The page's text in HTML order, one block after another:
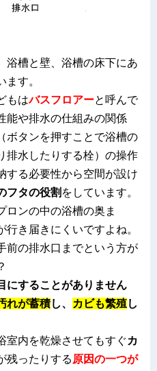
浴槽と壁、浴槽の床下にあ
す。
もはバスフロアーと呼んで
能や排水の仕組みの関係
ボタンを押すことで浴槽の
排水したりする栓）の操作
する必要性から空間が設け
フタの役割 をしています。
ロンの中の浴槽の奥ま
き届きにくいですよね。
前の排水口までという方が
にすることがありません
れが蓄積し、 カビも繁殖し
室内を乾燥させてもすぐカ
残ったりする 原因の一つが